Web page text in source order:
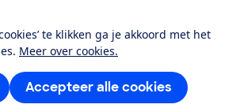
te klikken ga je akkoord met het
Meer over cookies.
Accepteer alle cookies